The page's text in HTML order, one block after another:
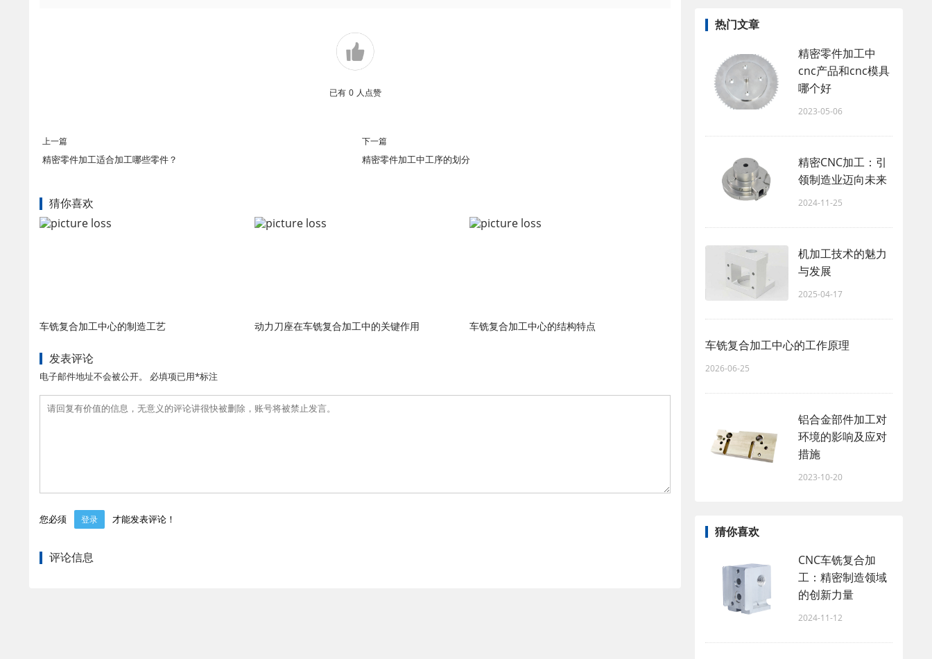
已有 0 人点赞
上一篇
精密零件加工适合加工哪些零件？
下一篇
精密零件加工中工序的划分
猜你喜欢
车铣复合加工中心的制造工艺 动力刀座在车铣复合加工中的关键作用 车铣复合加工中心的结构特点
发表评论
电子邮件地址不会被公开。 必填项已用*标注
您必须 登录 才能发表评论！
评论信息
热门文章
精密零件加工中
cnc产品和cnc模具
哪个好
2023-05-06
精密CNC加工：引
领制造业迈向未来
2024-11-25
机加工技术的魅力
与发展
2025-04-17
车铣复合加工中心的工作原理
2026-06-25
铝合金部件加工对
环境的影响及应对
措施
2023-10-20
猜你喜欢
CNC车铣复合加
工：精密制造领域
的创新力量
2024-11-12